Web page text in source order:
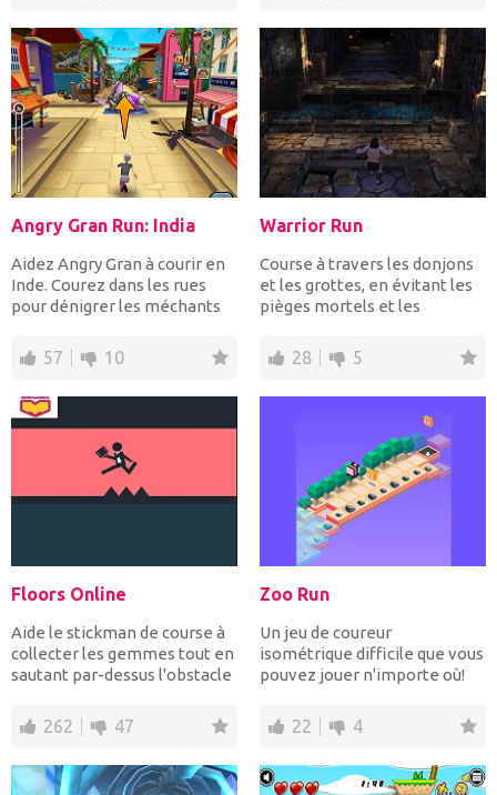
Angry Gran Run: India
Aidez Angry Gran à courir en
Inde. Courez dans les rues
pour dénigrer les méchants
57 10
Warrior Run
Course à travers les donjons
et les grottes, en évitant les
pièges mortels et les
28 5
Floors Online
Aide le stickman de course à
collecter les gemmes tout en
sautant par-dessus l'obstacle
262 47
Zoo Run
Un jeu de coureur
isométrique difficile que vous
pouvez jouer n'importe où!
22 4